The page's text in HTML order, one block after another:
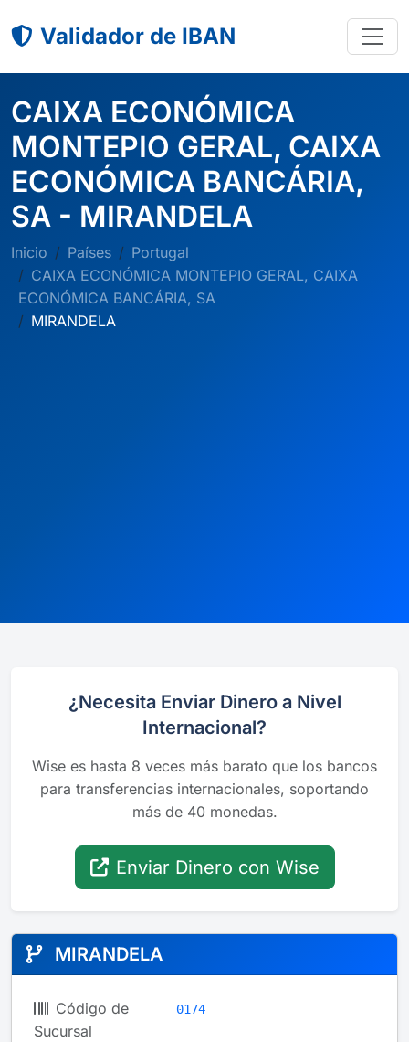
Validador de IBAN
CAIXA ECONÓMICA
MONTEPIO GERAL, CAIXA
ECONÓMICA BANCÁRIA,
SA - MIRANDELA
Inicio Países
Portugal
CAIXA ECONÓMICA MONTEPIO GERAL, CAIXA
ECONÓMICA BANCÁRIA, SA
MIRANDELA
¿Necesita Enviar Dinero a Nivel
Internacional?
Wise es hasta 8 veces más barato que los bancos
para transferencias internacionales, soportando
más de 40 monedas.
Enviar Dinero con Wise
MIRANDELA
Código de
Sucursal
0174